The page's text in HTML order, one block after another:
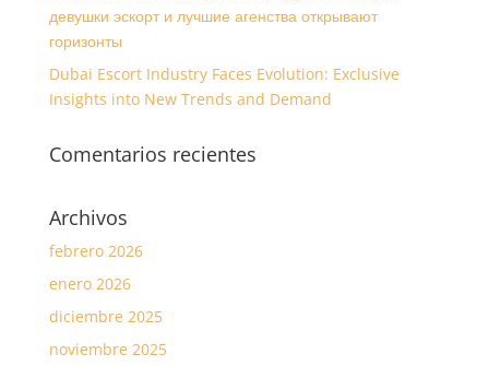
девушки эскорт и лучшие агенства открывают
горизонты
Dubai Escort Industry Faces Evolution: Exclusive
Insights into New Trends and Demand
Comentarios recientes
Archivos
febrero 2026
enero 2026
diciembre 2025
noviembre 2025